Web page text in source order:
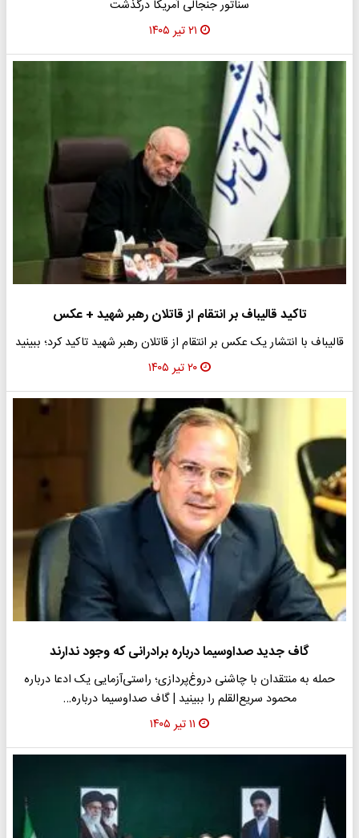
سناتور جنجالی آمریکا درگذشت
۲۱ تیر ۱۴۰۵
تاکید قالیباف بر انتقام از قاتلان رهبر شهید + عکس
قالیباف با انتشار یک عکس بر انتقام از قاتلان رهبر شهید تاکید کرد؛ ببینید
۲۰ تیر ۱۴۰۵
گاف جدید صداوسیما درباره برادرانی که وجود ندارند
حمله به منتقدان با چاشنی دروغ‌پردازی؛ راستی‌آزمایی یک ادعا درباره
محمود سریع‌القلم را ببینید | گاف صداوسیما درباره…
۱۱ تیر ۱۴۰۵